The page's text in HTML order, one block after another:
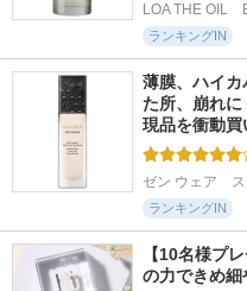
LOA THE OIL
ランキングIN
薄膜、ハイ
た所、崩れ
現品を衝動
ゼン ウェア　
ランキングIN
【10名様プ
の力できめ